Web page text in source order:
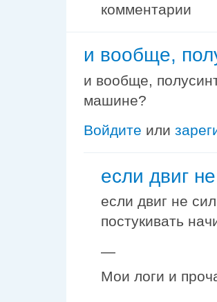
комментарии
и вообще,
и вообще,
машине?
Войдите или
если двиг
если двиг не
постукивать
—
Мои логи и